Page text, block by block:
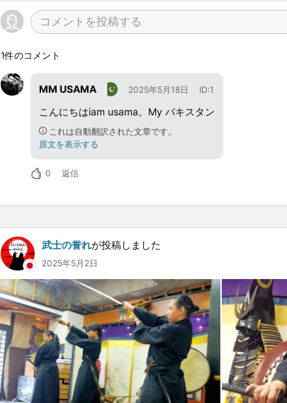
1件のコメント
MM USAMA 2025年5月18日 ID:1
こんにちはiam usama。My パキスタン
これは自動翻訳された文章です。
原文を表示する
0 返信
武士の誉れが投稿しました
2025年5月2日